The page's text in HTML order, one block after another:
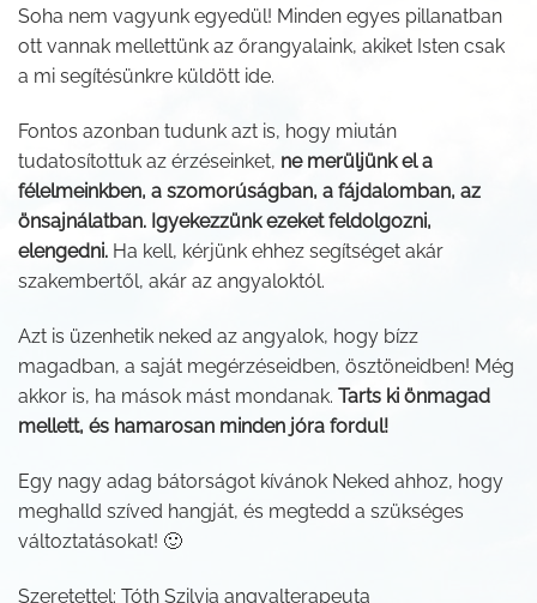
Soha nem vagyunk egyedül! Minden egyes pillanatban
ott vannak mellettünk az őrangyalaink, akiket Isten csak
a mi segítésünkre küldött ide.
Fontos azonban tudunk azt is, hogy miután
tudatosítottuk az érzéseinket, ne merüljünk el a
félelmeinkben, a szomorúságban, a fájdalomban, az
önsajnálatban. Igyekezzünk ezeket feldolgozni,
elengedni. Ha kell, kérjünk ehhez segítséget akár
szakembertől, akár az angyaloktól.
Azt is üzenhetik neked az angyalok, hogy bízz
magadban, a saját megérzéseidben, ösztöneidben! Még
akkor is, ha mások mást mondanak. Tarts ki önmagad
mellett, és hamarosan minden jóra fordul!
Egy nagy adag bátorságot kívánok Neked ahhoz, hogy
meghalld szíved hangját, és megtedd a szükséges
változtatásokat! 🙂
Szeretettel: Tóth Szilvia angyalterapeuta